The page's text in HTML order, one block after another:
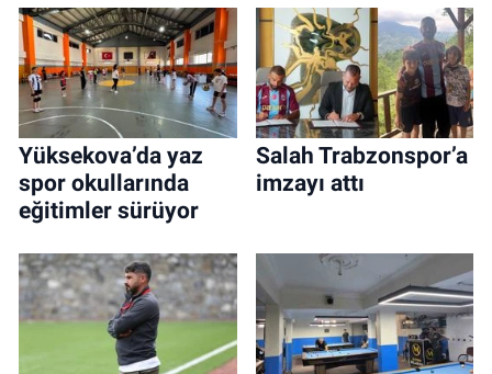
Yüksekova’da yaz
spor okullarında
eğitimler sürüyor
Salah Trabzonspor’a
imzayı attı